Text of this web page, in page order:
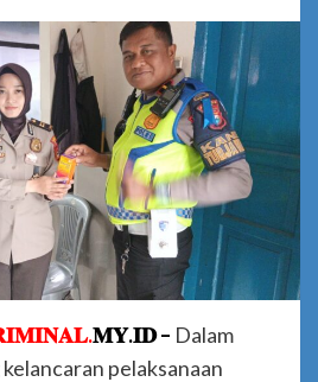
𝐌𝐘.𝐈𝐃 – Dalam
pelaksanaan